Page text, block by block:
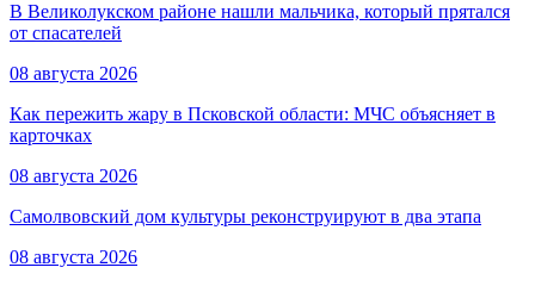
В Великолукском районе нашли мальчика, который прятался
от спасателей
08 августа 2026
Как пережить жару в Псковской области: МЧС объясняет в
карточках
08 августа 2026
Самолвовский дом культуры реконструируют в два этапа
08 августа 2026